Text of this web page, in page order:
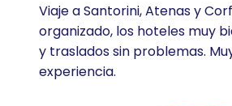
Viaje a Santorini, Atenas y
organizado, los hoteles muy
y traslados sin problemas.
experiencia.